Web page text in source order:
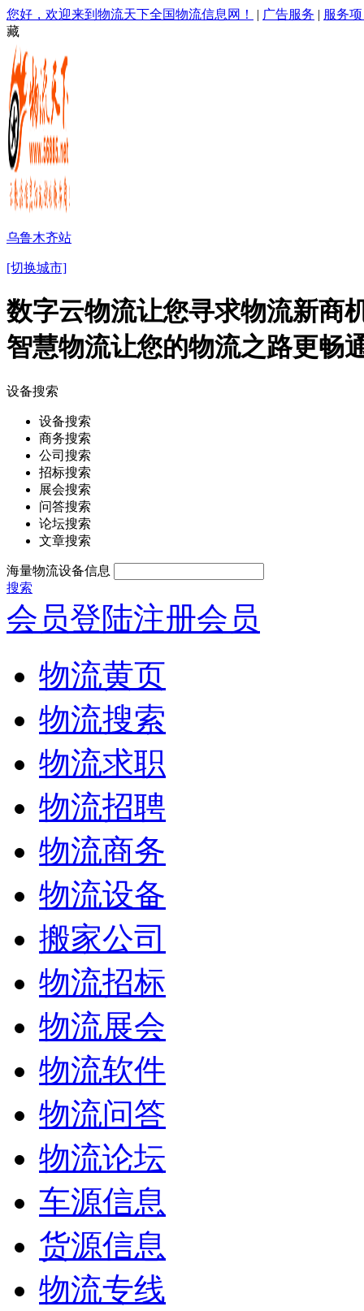
您好，欢迎来到物流天下全国物流信息网！ | 广告服务 | 服务
藏
乌鲁木齐站
[切换城市]
数字云物流让您寻求物流新商
智慧物流让您的物流之路更畅
设备搜索
设备搜索
商务搜索
公司搜索
招标搜索
展会搜索
问答搜索
论坛搜索
文章搜索
海量物流设备信息
搜索
会员登陆注册会员
物流黄页
物流搜索
物流求职
物流招聘
物流商务
物流设备
搬家公司
物流招标
物流展会
物流软件
物流问答
物流论坛
车源信息
货源信息
物流专线